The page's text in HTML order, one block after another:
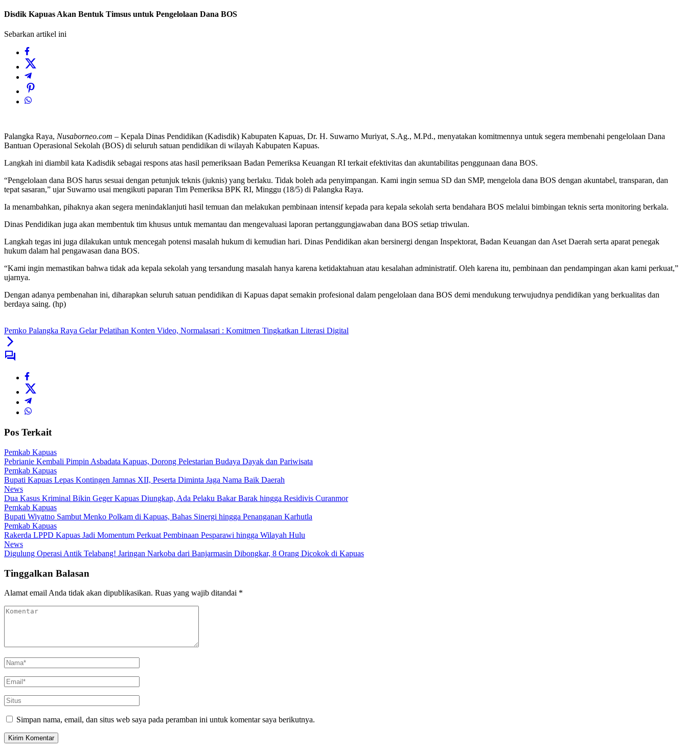
Disdik Kapuas Akan Bentuk Timsus untuk Pengelolaan Dana BOS
Sebarkan artikel ini
Palangka Raya, Nusaborneo.com – Kepala Dinas Pendidikan (Kadisdik) Kabupaten Kapuas, Dr. H. Suwarno Muriyat, S.Ag., M.Pd., menyatakan komitmennya untuk segera membenahi pengelolaan Dana
Bantuan Operasional Sekolah (BOS) di seluruh satuan pendidikan di wilayah Kabupaten Kapuas.
Langkah ini diambil kata Kadisdik sebagai respons atas hasil pemeriksaan Badan Pemeriksa Keuangan RI terkait efektivitas dan akuntabilitas penggunaan dana BOS.
“Pengelolaan dana BOS harus sesuai dengan petunjuk teknis (juknis) yang berlaku. Tidak boleh ada penyimpangan. Kami ingin semua SD dan SMP, mengelola dana BOS dengan akuntabel, transparan, dan
tepat sasaran,” ujar Suwarno usai mengikuti paparan Tim Pemeriksa BPK RI, Minggu (18/5) di Palangka Raya.
Ia menambahkan, pihaknya akan segera menindaklanjuti hasil temuan dan melakukan pembinaan intensif kepada para kepala sekolah serta bendahara BOS melalui bimbingan teknis serta monitoring berkala.
Dinas Pendidikan juga akan membentuk tim khusus untuk memantau dan mengevaluasi laporan pertanggungjawaban dana BOS setiap triwulan.
Langkah tegas ini juga dilakukan untuk mencegah potensi masalah hukum di kemudian hari. Dinas Pendidikan akan bersinergi dengan Inspektorat, Badan Keuangan dan Aset Daerah serta aparat penegak
hukum dalam hal pengawasan dana BOS.
“Kami ingin memastikan bahwa tidak ada kepala sekolah yang tersandung masalah hanya karena ketidaktahuan atau kesalahan administratif. Oleh karena itu, pembinaan dan pendampingan akan kami perkuat,”
ujarnya.
Dengan adanya pembenahan ini, diharapkan seluruh satuan pendidikan di Kapuas dapat semakin profesional dalam pengelolaan dana BOS demi mendukung terwujudnya pendidikan yang berkualitas dan
berdaya saing. (hp)
Pemko Palangka Raya Gelar Pelatihan Konten Video, Normalasari : Komitmen Tingkatkan Literasi Digital
Pos Terkait
Pemkab Kapuas
Pebrianie Kembali Pimpin Asbadata Kapuas, Dorong Pelestarian Budaya Dayak dan Pariwisata
Pemkab Kapuas
Bupati Kapuas Lepas Kontingen Jamnas XII, Peserta Diminta Jaga Nama Baik Daerah
News
Dua Kasus Kriminal Bikin Geger Kapuas Diungkap, Ada Pelaku Bakar Barak hingga Residivis Curanmor
Pemkab Kapuas
Bupati Wiyatno Sambut Menko Polkam di Kapuas, Bahas Sinergi hingga Penanganan Karhutla
Pemkab Kapuas
Rakerda LPPD Kapuas Jadi Momentum Perkuat Pembinaan Pesparawi hingga Wilayah Hulu
News
Digulung Operasi Antik Telabang! Jaringan Narkoba dari Banjarmasin Dibongkar, 8 Orang Dicokok di Kapuas
Tinggalkan Balasan
Alamat email Anda tidak akan dipublikasikan. Ruas yang wajib ditandai *
Simpan nama, email, dan situs web saya pada peramban ini untuk komentar saya berikutnya.